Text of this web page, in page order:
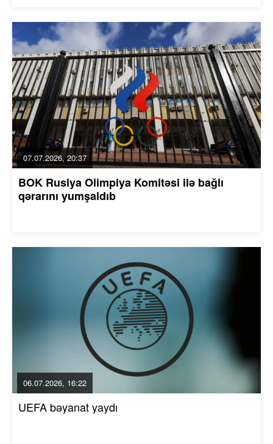
07.07.2026, 20:37
BOK Rusiya Olimpiya Komitəsi ilə bağlı
qərarını yumşaldıb
06.07.2026, 16:22
UEFA bəyanat yaydı